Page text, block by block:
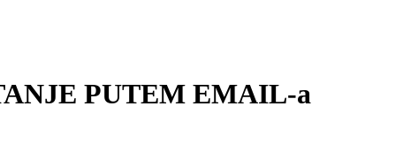
PUTEM EMAIL-a